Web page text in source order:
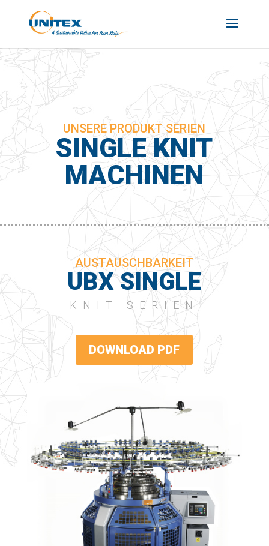
UNSERE PRODUKT SERIEN
SINGLE KNIT
MACHINEN
AUSTAUSCHBARKEIT
UBX SINGLE
KNIT SERIEN
DOWNLOAD PDF